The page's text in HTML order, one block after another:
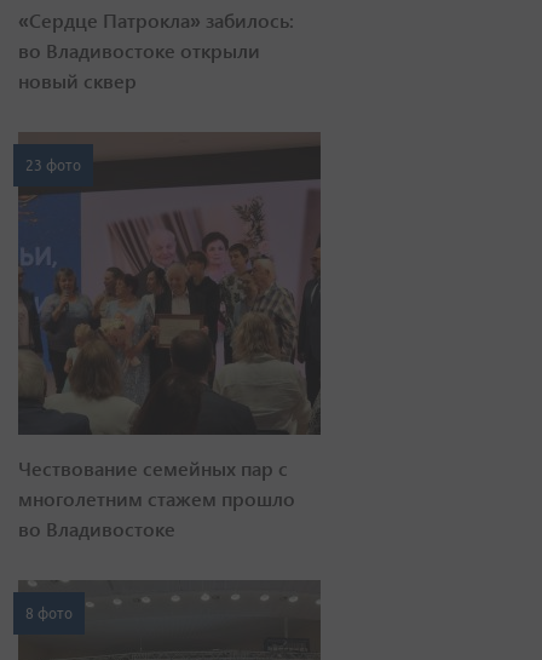
«Сердце Патрокла» забилось:
во Владивостоке открыли
новый сквер
23 фото
Чествование семейных пар с
многолетним стажем прошло
во Владивостоке
8 фото